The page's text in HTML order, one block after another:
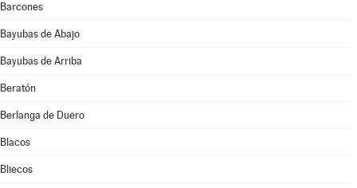
Barcones
Bayubas de Abajo
Bayubas de Arriba
Beratón
Berlanga de Duero
Blacos
Bliecos